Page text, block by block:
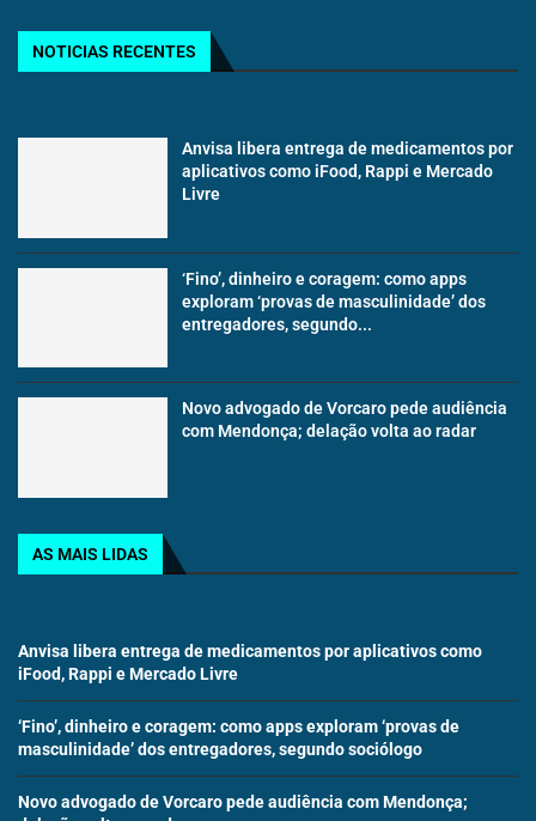
NOTICIAS RECENTES
Anvisa libera entrega de medicamentos por
aplicativos como iFood, Rappi e Mercado
Livre
‘Fino’, dinheiro e coragem: como apps
exploram ‘provas de masculinidade’ dos
entregadores, segundo...
Novo advogado de Vorcaro pede audiência
com Mendonça; delação volta ao radar
AS MAIS LIDAS
Anvisa libera entrega de medicamentos por aplicativos como
iFood, Rappi e Mercado Livre
‘Fino’, dinheiro e coragem: como apps exploram ‘provas de
masculinidade’ dos entregadores, segundo sociólogo
Novo advogado de Vorcaro pede audiência com Mendonça;